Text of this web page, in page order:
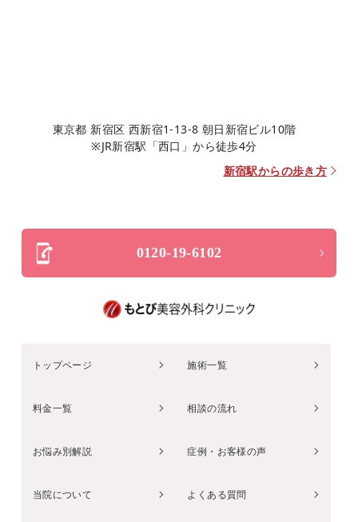
東京都 新宿区 西新宿1-13-8 朝日新宿ビル10階
※JR新宿駅「西口」から徒歩4分
新宿駅からの歩き方
0120-19-6102
トップページ 施術一覧
料金一覧 相談の流れ
お悩み別解説 症例・お客様の声
当院について よくある質問